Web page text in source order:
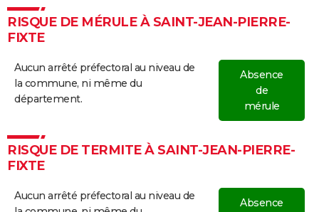
RISQUE DE MÉRULE À SAINT-JEAN-PIERRE-
FIXTE
Aucun arrêté préfectoral au niveau de
la commune, ni même du
département.
Absence
de
mérule
RISQUE DE TERMITE À SAINT-JEAN-PIERRE-
FIXTE
Aucun arrêté préfectoral au niveau de
Absence